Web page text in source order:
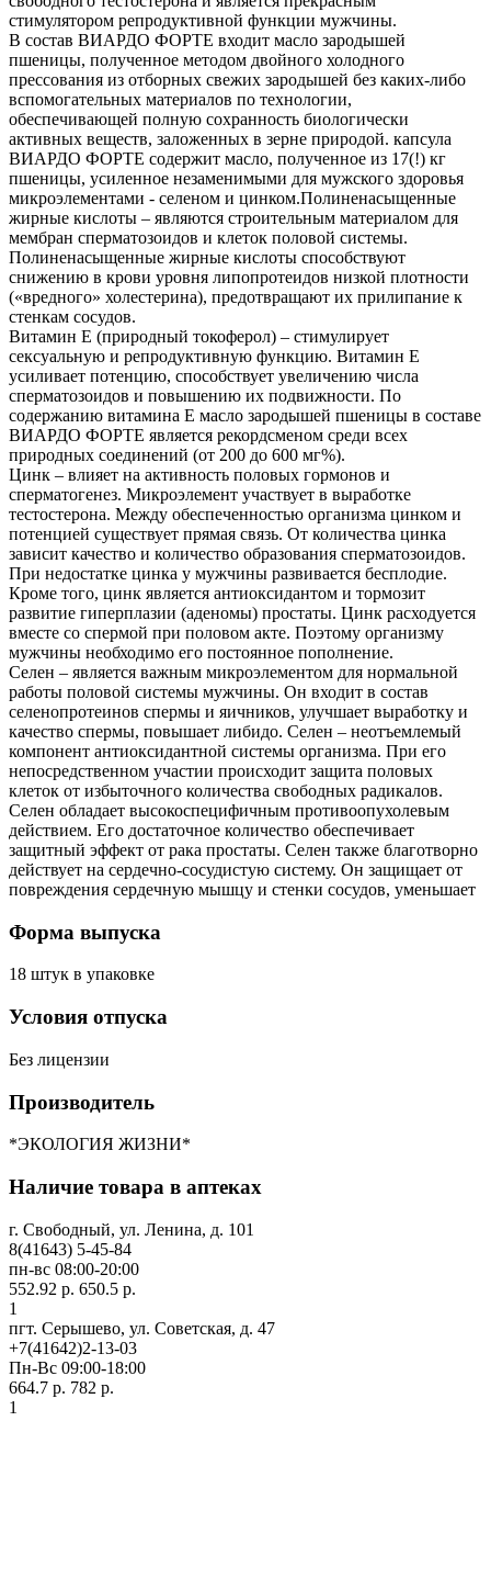
стимулятором репродуктивной функции мужчины.
В состав ВИАРДО ФОРТЕ входит масло зародышей
пшеницы, полученное методом двойного холодного
прессования из отборных свежих зародышей без каких-либо
вспомогательных материалов по технологии,
обеспечивающей полную сохранность биологически
активных веществ, заложенных в зерне природой. капсула
ВИАРДО ФОРТЕ содержит масло, полученное из 17(!) кг
пшеницы, усиленное незаменимыми для мужского здоровья
микроэлементами - селеном и цинком.Полиненасыщенные
жирные кислоты – являются строительным материалом для
мембран сперматозоидов и клеток половой системы.
Полиненасыщенные жирные кислоты способствуют
снижению в крови уровня липопротеидов низкой плотности
(«вредного» холестерина), предотвращают их прилипание к
стенкам сосудов.
Витамин Е (природный токоферол) – стимулирует
сексуальную и репродуктивную функцию. Витамин Е
усиливает потенцию, способствует увеличению числа
сперматозоидов и повышению их подвижности. По
содержанию витамина Е масло зародышей пшеницы в составе
ВИАРДО ФОРТЕ является рекордсменом среди всех
природных соединений (от 200 до 600 мг%).
Цинк – влияет на активность половых гормонов и
сперматогенез. Микроэлемент участвует в выработке
тестостерона. Между обеспеченностью организма цинком и
потенцией существует прямая связь. От количества цинка
зависит качество и количество образования сперматозоидов.
При недостатке цинка у мужчины развивается бесплодие.
Кроме того, цинк является антиоксидантом и тормозит
развитие гиперплазии (аденомы) простаты. Цинк расходуется
вместе со спермой при половом акте. Поэтому организму
мужчины необходимо его постоянное пополнение.
Селен – является важным микроэлементом для нормальной
работы половой системы мужчины. Он входит в состав
селенопротеинов спермы и яичников, улучшает выработку и
качество спермы, повышает либидо. Селен – неотъемлемый
компонент антиоксидантной системы организма. При его
непосредственном участии происходит защита половых
клеток от избыточного количества свободных радикалов.
Селен обладает высокоспецифичным противоопухолевым
действием. Его достаточное количество обеспечивает
защитный эффект от рака простаты. Селен также благотворно
действует на сердечно-сосудистую систему. Он защищает от
повреждения сердечную мышцу и стенки сосудов, уменьшает
Форма выпуска
18 штук в упаковке
Условия отпуска
Без лицензии
Производитель
*ЭКОЛОГИЯ ЖИЗНИ*
Наличие товара в аптеках
г. Свободный, ул. Ленина, д. 101
8(41643) 5-45-84
пн-вс 08:00-20:00
552.92 р. 650.5 р.
1
пгт. Серышево, ул. Советская, д. 47
+7(41642)2-13-03
Пн-Вс 09:00-18:00
664.7 р. 782 р.
1